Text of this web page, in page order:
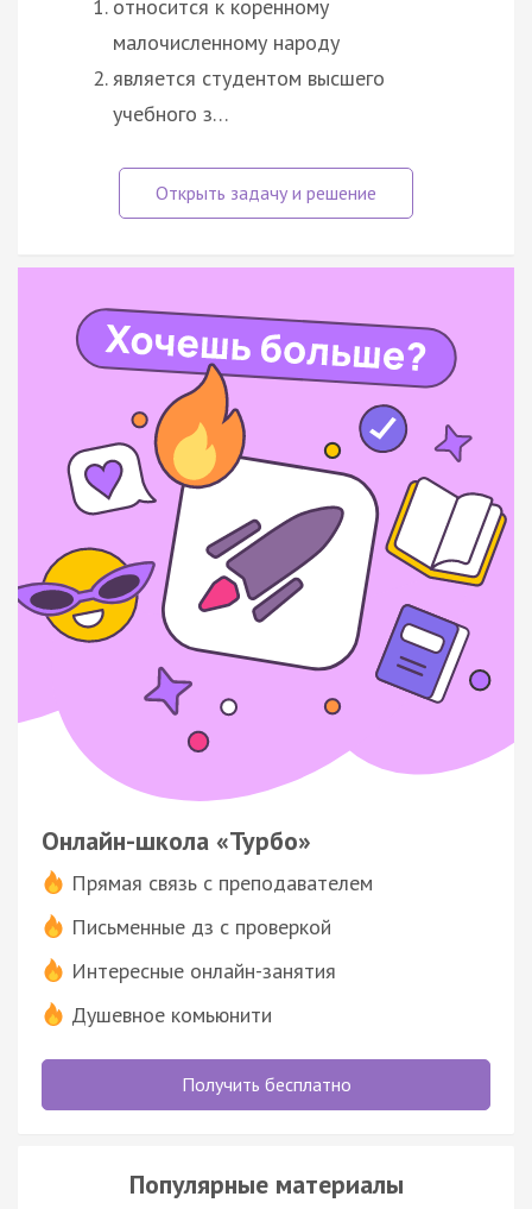
относится к коренному
малочисленному народу
является студентом высшего
учебного з…
Онлайн-школа «Турбо»
Прямая связь с преподавателем
Письменные дз с проверкой
Интересные онлайн-занятия
Душевное комьюнити
Получить бесплатно
Популярные материалы